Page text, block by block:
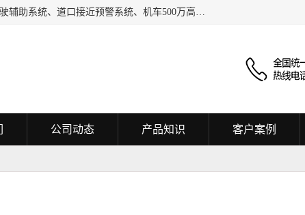
机车AI视觉系统、司机分心驾驶检测系统、机车智能驾驶感知系统、机车智能驾驶辅助系统、道口接近预警系统、机车500万高清视频监控系统、
公司动态 产品知识 客户案例